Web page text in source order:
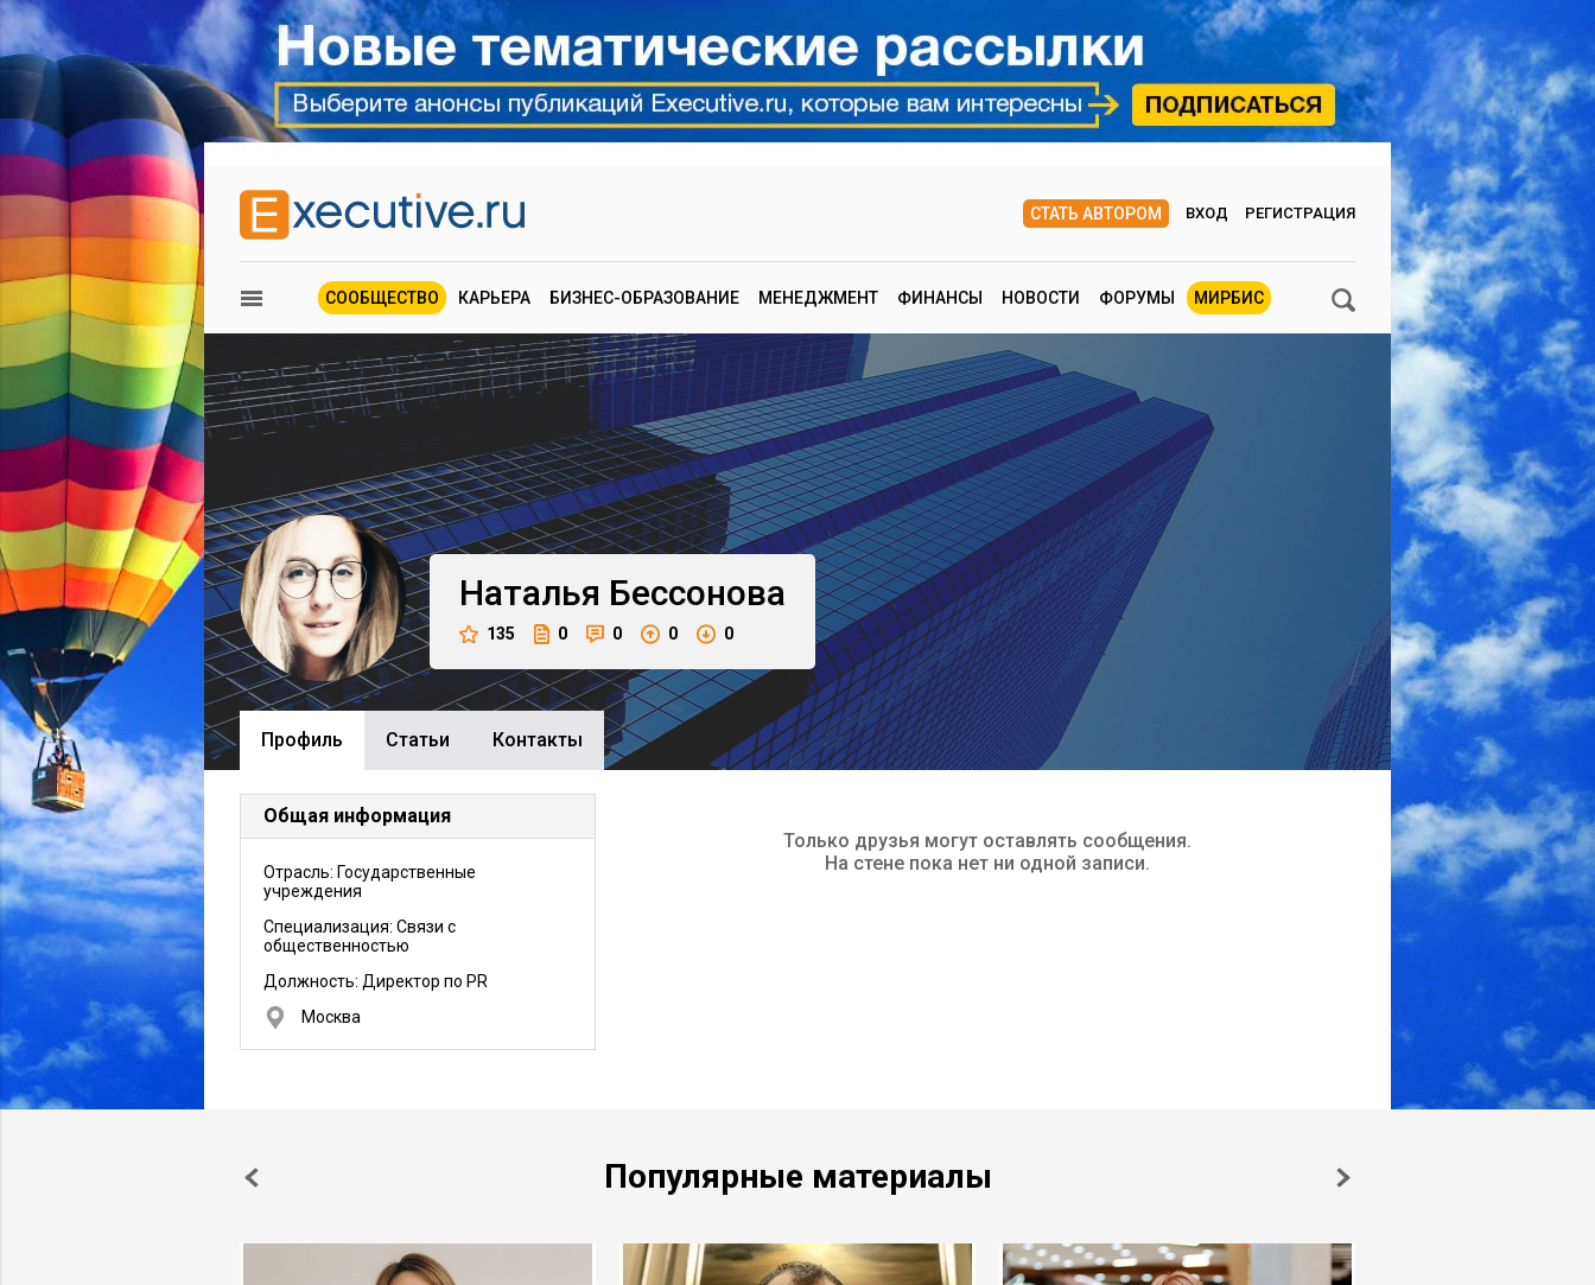
СТАТЬ АВТОРОМ ВХОД РЕГИСТРАЦИЯ
СООБЩЕСТВО КАРЬЕРА БИЗНЕС-ОБРАЗОВАНИЕ МЕНЕДЖМЕНТ ФИНАНСЫ НОВОСТИ ФОРУМЫ МИРБИС
Наталья Бессонова
135 0 0 0 0
Профиль Cтатьи Контакты
Общая информация
Отрасль: Государственные
учреждения
Специализация: Связи с
общественностью
Должность: Директор по PR
Москва
Только друзья могут оставлять сообщения.
На стене пока нет ни одной записи.
Популярные материалы